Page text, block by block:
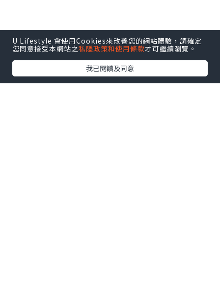
U Lifestyle 會使用Cookies來改善您的網站體驗，請確定
您同意接受本網站之私隱政策和使用條款才可繼續瀏覽。
我已閱讀及同意